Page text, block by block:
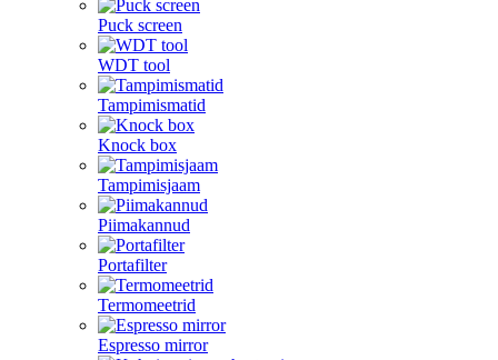
Puck screen
WDT tool
Tampimismatid
Knock box
Tampimisjaam
Piimakannud
Portafilter
Termomeetrid
Espresso mirror